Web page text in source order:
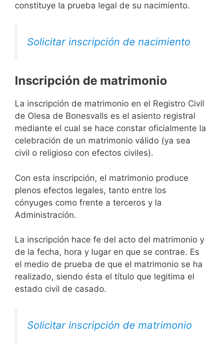
constituye la prueba legal de su nacimiento.
Solicitar inscripción de nacimiento
Inscripción de matrimonio
La inscripción de matrimonio en el Registro Civil
de Olesa de Bonesvalls es el asiento registral
mediante el cual se hace constar oficialmente la
celebración de un matrimonio válido (ya sea
civil o religioso con efectos civiles).
Con esta inscripción, el matrimonio produce
plenos efectos legales, tanto entre los
cónyuges como frente a terceros y la
Administración.
La inscripción hace fe del acto del matrimonio y
de la fecha, hora y lugar en que se contrae. Es
el medio de prueba de que el matrimonio se ha
realizado, siendo ésta el título que legitima el
estado civil de casado.
Solicitar inscripción de matrimonio